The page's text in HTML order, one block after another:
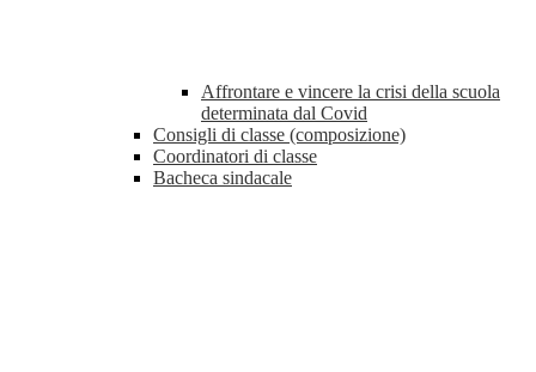
Affrontare e vincere la crisi della scuola
determinata dal Covid
Consigli di classe (composizione)
Coordinatori di classe
Bacheca sindacale